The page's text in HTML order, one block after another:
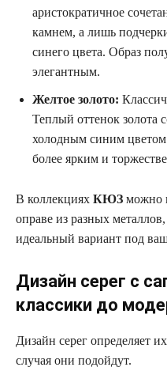
аристократичное
камнем, а лишь
синего цвета. Образ
элегантным.
Желтое золото:
Теплый оттенок золота
холодным синим
более ярким и
В коллекциях КЮЗ можно
оправе из разных
идеальный вариант под
Дизайн серег с
классики до
Дизайн серег определяет
случая они подойдут.